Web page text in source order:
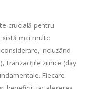
crucială pentru
mai multe
incluzând
tranzacțiile zilnice (day
Fiecare